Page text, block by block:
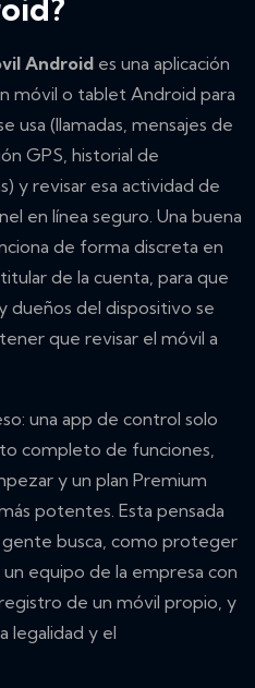
Android es una aplicación
móvil o tablet Android para
usa (llamadas, mensajes de
GPS, historial de
y revisar esa actividad de
en línea seguro. Una buena
de forma discreta en
de la cuenta, para que
dueños del dispositivo se
que revisar el móvil a
una app de control solo
completo de funciones,
y un plan Premium
potentes. Esta pensada
gente busca, como proteger
un equipo de la empresa con
de un móvil propio, y
legalidad y el